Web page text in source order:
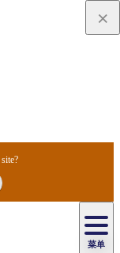
site?
菜单